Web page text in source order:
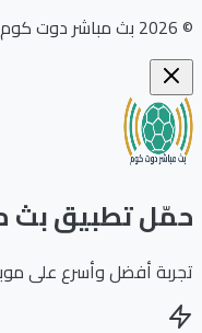
بث مباشر دوت كوم.
تطبيق بث
أفضل وأسرع على